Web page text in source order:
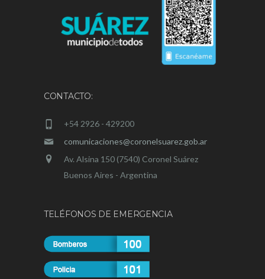
CONTACTO:
+54 2926 - 429200
comunicaciones@coronelsuarez.gob.ar
Av. Alsina 150 (7540) Coronel Suárez
Buenos Aires - Argentina
TELÉFONOS DE EMERGENCIA